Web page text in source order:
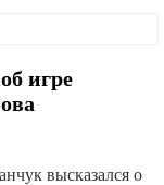
игре
высказался о